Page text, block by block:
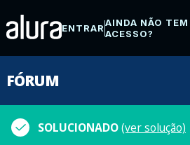
ENTRARAINDA NÃO TEM
ACESSO?
FÓRUM
SOLUCIONADO(ver solução)